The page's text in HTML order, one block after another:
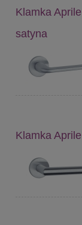
Klamka
satyna
Klamka